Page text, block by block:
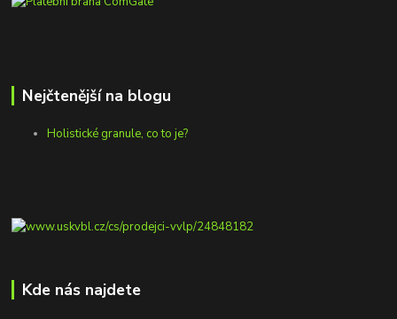
Nejčtenější na blogu
Holistické granule, co to je?
Kde nás najdete